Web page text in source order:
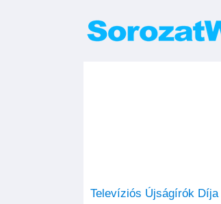
Televíziós Újságírók